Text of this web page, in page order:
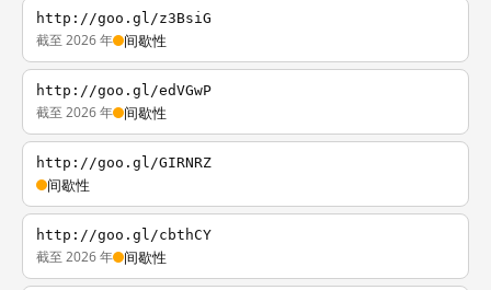
http://goo.gl/z3BsiG
截至 2026 年 间歇性
http://goo.gl/edVGwP
截至 2026 年 间歇性
http://goo.gl/GIRNRZ
间歇性
http://goo.gl/cbthCY
截至 2026 年 间歇性